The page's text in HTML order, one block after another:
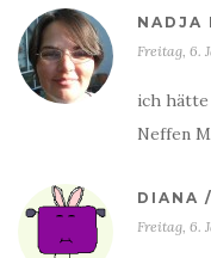
NADJA
Freitag, 6.
ich
Neffen
DIANA
Freitag, 6.